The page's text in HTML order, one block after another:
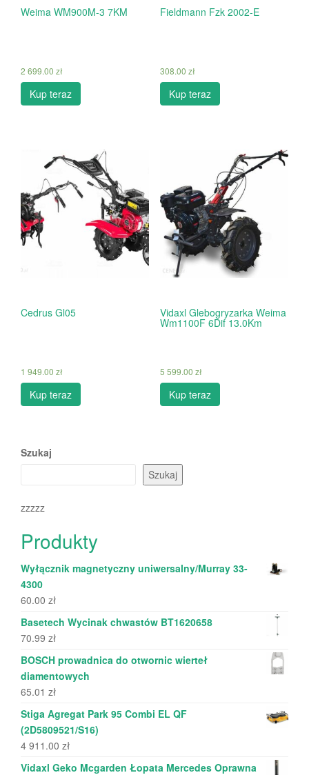
Weima WM900M-3 7KM
2 699.00 zł
Kup teraz
Fieldmann Fzk 2002-E
308.00 zł
Kup teraz
Cedrus Gl05
1 949.00 zł
Kup teraz
Vidaxl Glebogryzarka Weima
Wm1100F 6Dif 13.0Km
5 599.00 zł
Kup teraz
Szukaj
Szukaj
zzzzz
Produkty
Wyłącznik magnetyczny uniwersalny/Murray 33-
4300
60.00 zł
Basetech Wycinak chwastów BT1620658
70.99 zł
BOSCH prowadnica do otwornic wierteł
diamentowych
65.01 zł
Stiga Agregat Park 95 Combi EL QF
(2D5809521/S16)
4 911.00 zł
Vidaxl Geko Mcgarden Łopata Mercedes Oprawna